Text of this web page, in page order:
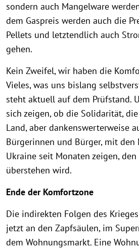
sondern auch Mangelware
dem Gaspreis werden auch die
Pellets und letztendlich auch
gehen.
Kein Zweifel, wir haben die
Vieles, was uns bislang
steht aktuell auf dem Prüfstand.
sich zeigen, ob die Solidarität,
Land, aber dankenswerterweise
Bürgerinnen und Bürger, mit den
Ukraine seit Monaten zeigen,
überstehen wird.
Ende der Komfortzone
Die indirekten Folgen des
jetzt an den Zapfsäulen, im
dem Wohnungsmarkt. Eine